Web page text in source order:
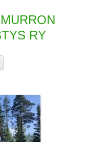
RY